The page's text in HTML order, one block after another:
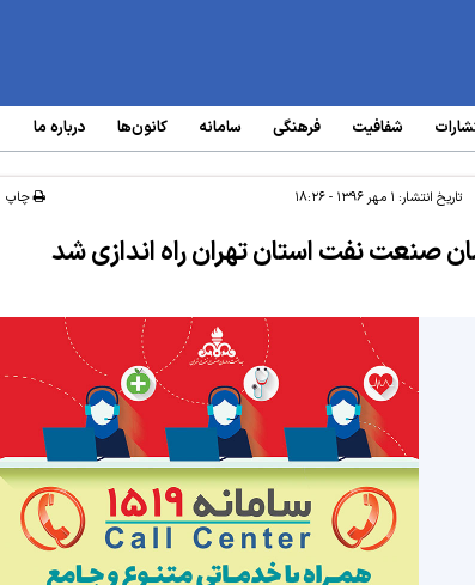
شفافیت فرهنگی سامانه‌ کانون‌ها درباره ما
تاریخ انتشار: ۱ مهر ۱۳۹۶ - ۱۸:۲۶ چاپ
صنعت نفت استان تهران راه اندازی شد